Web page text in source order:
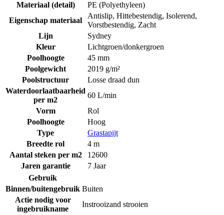
Materiaal (detail)
PE (Polyethyleen)
Eigenschap materiaal
Antislip, Hittebestendig, Isolerend,
Vorstbestendig, Zacht
Lijn
Sydney
Kleur
Lichtgroen/donkergroen
Poolhoogte
45 mm
Poolgewicht
2019 g/m²
Poolstructuur
Losse draad dun
Waterdoorlaatbaarheid
per m2
60 L/min
Vorm
Rol
Poolhoogte
Hoog
Type
Grastapijt
Breedte rol
4 m
Aantal steken per m2
12600
Jaren garantie
7 Jaar
Gebruik
Binnen/buitengebruik Buiten
Actie nodig voor
ingebruikname
Instrooizand strooien